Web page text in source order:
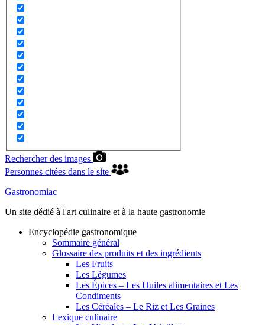
Rechercher des images
Personnes citées dans le site
Gastronomiac
Un site dédié à l'art culinaire et à la haute gastronomie
Encyclopédie gastronomique
Sommaire général
Glossaire des produits et des ingrédients
Les Fruits
Les Légumes
Les Épices – Les Huiles alimentaires et Les
Condiments
Les Céréales – Le Riz et Les Graines
Lexique culinaire